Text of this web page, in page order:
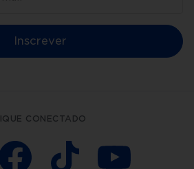
Inscrever
CONECTADO